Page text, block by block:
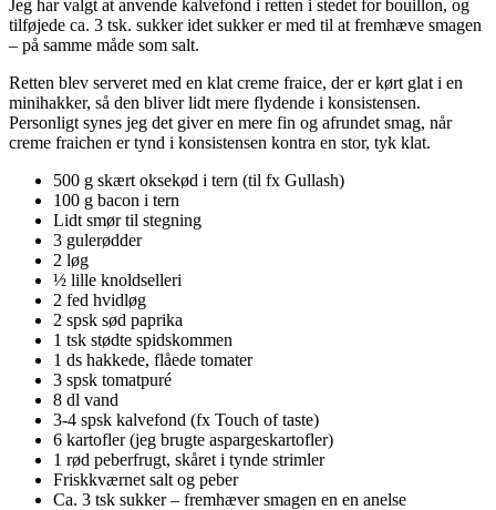
Jeg har valgt at anvende kalvefond i retten i stedet for bouillon, og
tilføjede ca. 3 tsk. sukker idet sukker er med til at fremhæve smagen
– på samme måde som salt.
Retten blev serveret med en klat creme fraice, der er kørt glat i en
minihakker, så den bliver lidt mere flydende i konsistensen.
Personligt synes jeg det giver en mere fin og afrundet smag, når
creme fraichen er tynd i konsistensen kontra en stor, tyk klat.
500 g skært oksekød i tern (til fx Gullash)
100 g bacon i tern
Lidt smør til stegning
3 gulerødder
2 løg
½ lille knoldselleri
2 fed hvidløg
2 spsk sød paprika
1 tsk stødte spidskommen
1 ds hakkede, flåede tomater
3 spsk tomatpuré
8 dl vand
3-4 spsk kalvefond (fx Touch of taste)
6 kartofler (jeg brugte aspargeskartofler)
1 rød peberfrugt, skåret i tynde strimler
Friskkværnet salt og peber
Ca. 3 tsk sukker – fremhæver smagen en en anelse